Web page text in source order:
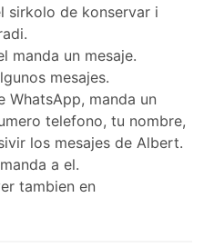
sirkolo de konservar i
manda un mesaje.
mesajes.
WhatsApp, manda un
telefono, tu nombre,
los mesajes de Albert.
a el.
tambien en